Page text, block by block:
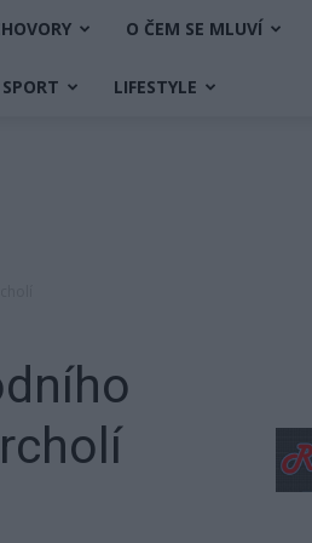
O ČEM SE MLUVÍ
SPORT LIFESTYLE